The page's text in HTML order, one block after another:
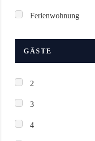
Ferienwohnung
GÄSTE
2
3
4